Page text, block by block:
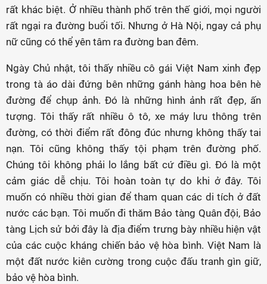
rất khác biệt. Ở nhiều thành phố trên thế giới, mọi người
rất ngại ra đường buổi tối. Nhưng ở Hà Nội, ngay cả phụ
nữ cũng có thể yên tâm ra đường ban đêm.
Ngày Chủ nhật, tôi thấy nhiều cô gái Việt Nam xinh đẹp
trong tà áo dài đứng bên những gánh hàng hoa bên hè
đường để chụp ảnh. Đó là những hình ảnh rất đẹp, ấn
tượng. Tôi thấy rất nhiều ô tô, xe máy lưu thông trên
đường, có thời điểm rất đông đúc nhưng không thấy tai
nạn. Tôi cũng không thấy tội phạm trên đường phố.
Chúng tôi không phải lo lắng bất cứ điều gì. Đó là một
cảm giác dễ chịu. Tôi hoàn toàn tự do khi ở đây. Tôi
muốn có nhiều thời gian để tham quan các di tích ở đất
nước các bạn. Tôi muốn đi thăm Bảo tàng Quân đội, Bảo
tàng Lịch sử bởi đây là địa điểm trưng bày nhiều hiện vật
của các cuộc kháng chiến bảo vệ hòa bình. Việt Nam là
một đất nước kiên cường trong cuộc đấu tranh gìn giữ,
bảo vệ hòa bình.